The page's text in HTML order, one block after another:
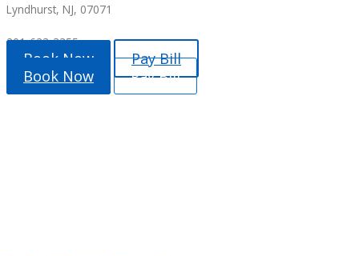
Lyndhurst, NJ, 07071
201-623-3355
Book Now
Pay Bill
Book Now
Pay Bill